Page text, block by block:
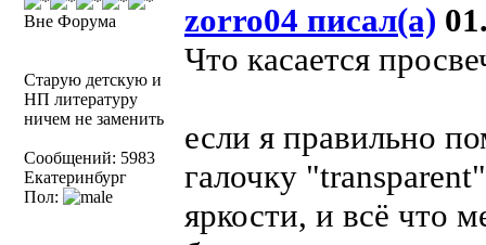
Вне Форума
Старую детскую и
НП литературу
ничем не заменить
Сообщений: 5983
Екатеринбург
Пол:
zorro04 писал(а)
Что касается
если я правильно
галочку
яркости, и всё что